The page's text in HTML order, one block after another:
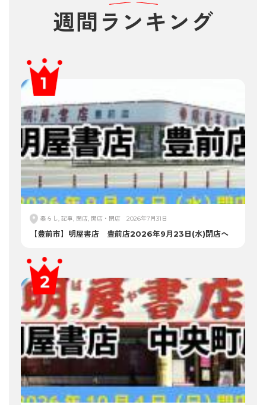
週間ランキング
暮らし, 記事, 閉店, 開店・閉店 2026年7月31日
【豊前市】明屋書店 豊前店2026年9月23日(水)閉店へ